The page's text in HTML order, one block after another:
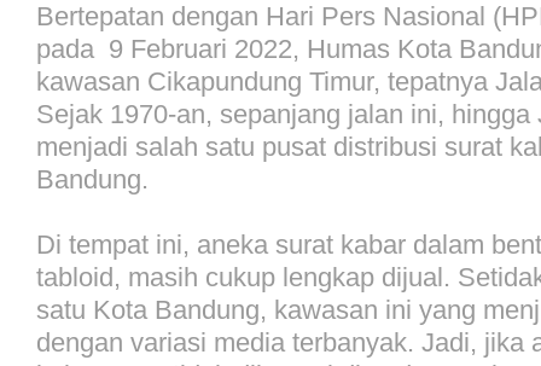
Bertepatan dengan Hari Pers Nasional
pada 9 Februari 2022, Humas Kota
kawasan Cikapundung Timur, tepatnya
Sejak 1970-an, sepanjang jalan ini, hingga
menjadi salah satu pusat distribusi surat
Bandung.
Di tempat ini, aneka surat kabar dalam
tabloid, masih cukup lengkap dijual.
satu Kota Bandung, kawasan ini yang
dengan variasi media terbanyak. Jadi, jika